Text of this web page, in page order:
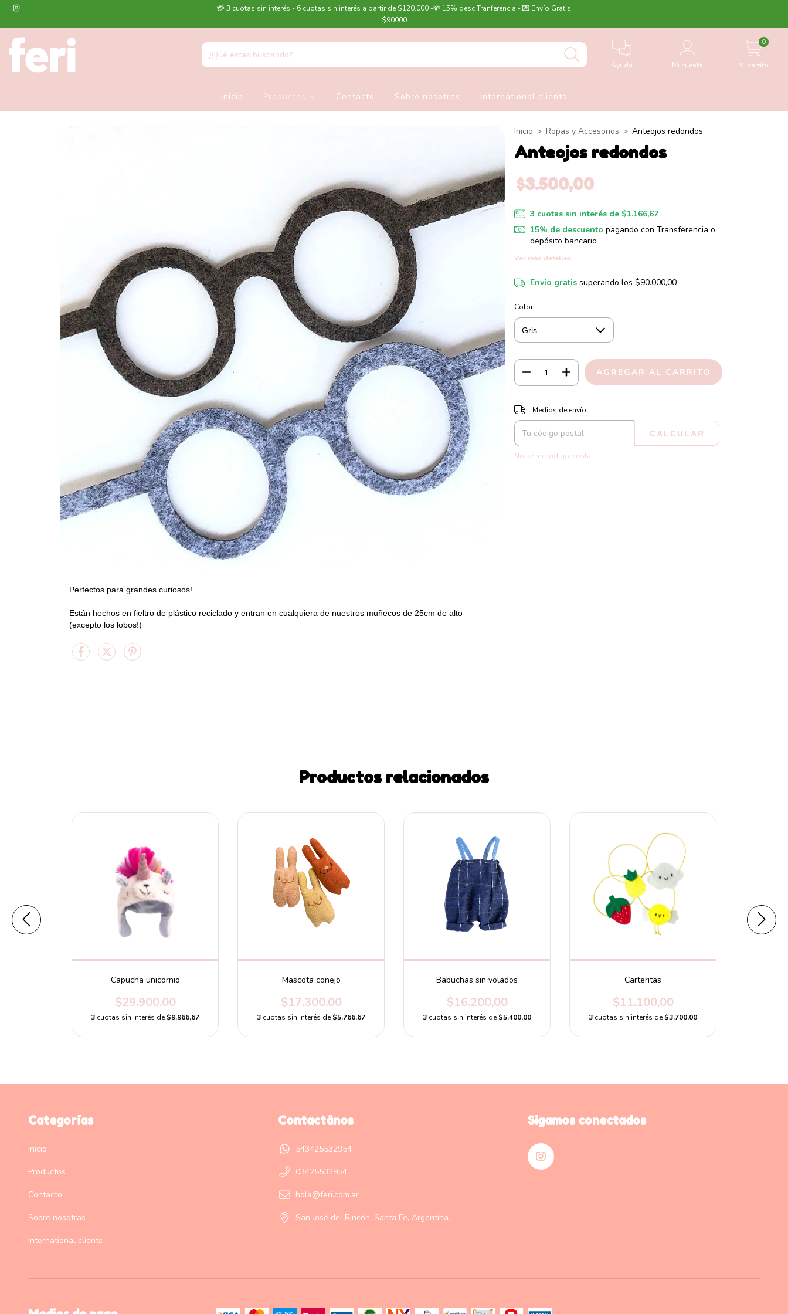
💳 3 cuotas sin interés - 6 cuotas sin interés a partir de $120.000 -💸 15% desc Tranferencia - 💌 Envío Gratis
$90000
Ayuda Mi cuenta Mi carrito
0
Inicio Productos Contacto Sobre nosotras International clients
Perfectos para grandes curiosos!
Están hechos en fieltro de plástico reciclado y entran en cualquiera de nuestros muñecos de 25cm de alto
(excepto los lobos!)
Inicio > Ropas y Accesorios > Anteojos redondos
Anteojos redondos
$3.500,00
3 cuotas sin interés de $1.166,67
15% de descuento pagando con Transferencia o
depósito bancario
Ver más detalles
Envío gratis superando los $90.000,00
Color
Entregas para el CP:
Medios de envío
CALCULAR
No sé mi código postal
Productos relacionados
Capucha unicornio
$29.900,00
3 cuotas sin interés de$9.966,67
Mascota conejo
$17.300,00
3 cuotas sin interés de$5.766,67
Babuchas sin volados
$16.200,00
3 cuotas sin interés de$5.400,00
Carteritas
$11.100,00
3 cuotas sin interés de$3.700,00
Categorías
Inicio
Productos
Contacto
Sobre nosotras
International clients
Contactános
543425532954
03425532954
hola@feri.com.ar
San José del Rincón, Santa Fe, Argentina.
Sigamos conectados